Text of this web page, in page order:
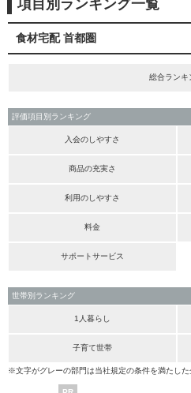
項目別ランキング一覧
食材宅配 首都圏
総合ランキ
評価項目別ランキング
入会のしやすさ
商品の充実さ
利用のしやすさ
料金
サポートサービス
世帯別ランキング
1人暮らし
子育て世帯
※文字がグレーの部門は当社規定の条件を満たした